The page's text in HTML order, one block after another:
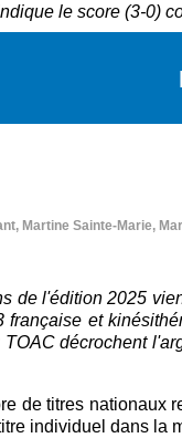
le score (3-0)
Martine Sainte-Marie,
de l'édition 2025
française et
décrochent
de titres nationaux
individuel dans la